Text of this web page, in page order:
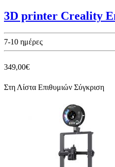
3D printer Creality
7-10 ημέρες
349,00€
Στη Λίστα Επιθυμιών Σύγκριση